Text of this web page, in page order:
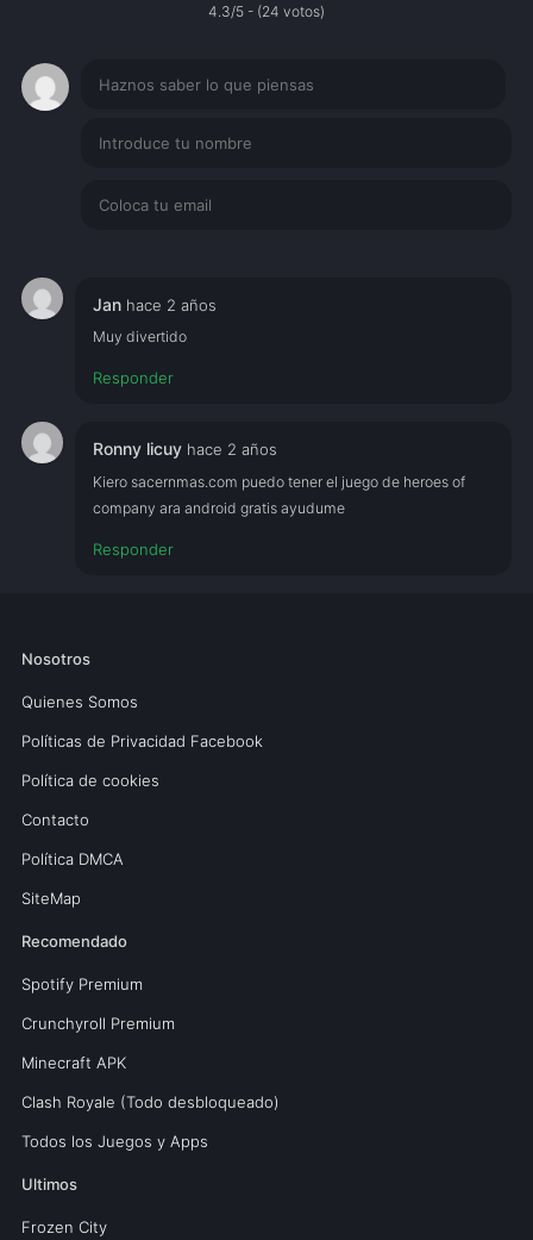
4.3/5 - (24 votos)
Jan hace 2 años
Muy divertido
Responder
Ronny licuy hace 2 años
Kiero sacernmas.com puedo tener el juego de heroes of
company ara android gratis ayudume
Responder
Nosotros
Quienes Somos
Políticas de Privacidad Facebook
Política de cookies
Contacto
Política DMCA
SiteMap
Recomendado
Spotify Premium
Crunchyroll Premium
Minecraft APK
Clash Royale (Todo desbloqueado)
Todos los Juegos y Apps
Ultimos
Frozen City